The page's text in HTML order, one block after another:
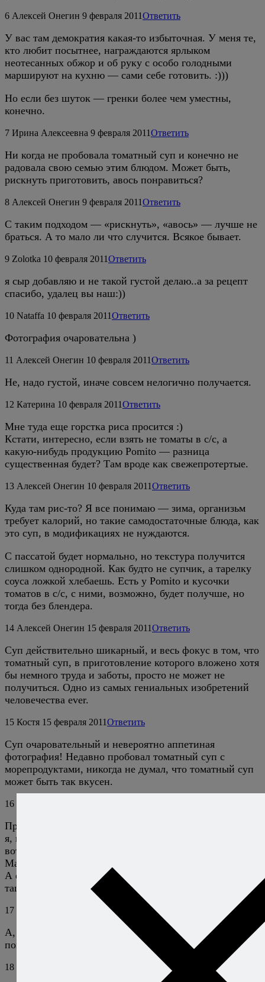
6 Алексей Онегин 9 февраля 2011Ответить
У вас там демократия какая-то избыточная. У меня те,
кто любит посытнее, награждаются ярлыком
неотесанных обжор и об руку с особо голодными
маршируют на кухню — сами себе готовить. :)))
Но если без шуток — гренки более чем уместны,
конечно.
7 Ирина Алексеевна 9 февраля 2011Ответить
Ни когда не пробовала томатный суп и конечно не
радовала свою семью этим блюдом. Может быть,
рискнуть приготовить, авось понравиться?
8 Алексей Онегин 9 февраля 2011Ответить
С таким подходом — «рискнуть», «авось» — лучше не
браться. А то мало ли что случится. Всякое бывает.
9 Zolotka 10 февраля 2011Ответить
я сыр добавляю и не такой густой делаю..а за рецепт
спасибо, удалец вы наш:))
10 Nataffa 10 февраля 2011Ответить
Фотография очаровательна )
11 Алексей Онегин 10 февраля 2011Ответить
Не, надо густой, иначе совсем нелогично получается.
12 Катерина 10 февраля 2011Ответить
Мне туда еще горстка риса просится :)
Кстати, интересно, если взять не томаты в с/с, а
какую-нибудь продукцию Pomito — разница
существенная будет? Там вроде как свежепротертые.
13 Алексей Онегин 10 февраля 2011Ответить
Куда там рис-то? Я все понимаю — зима, организьм
требует калорий, но такие самодостаточные блюда, как
это суп, в модификациях не нуждаются.
С пассатой будет нормально, но текстура получится
слишком однородной. Как будто не супчик, а тарелку
соуса ложкой хлебаешь. Есть у Pomito и кусочки
томатов в с/с, с ними, возможно, будет получше, но
тогда без блендера.
14 Алексей Онегин 15 февраля 2011Ответить
Суп действительно шикарный, и весь фокус в том, что
томатный суп, в приготовление которого вложено хотя
бы немного труда и заботы, просто не может не
получиться. Одно из самых гениальных изобретений
человечества ever.
15 Костя 15 февраля 2011Ответить
Суп очаровательный и невероятно аппетиная
фотография! Недавно пробовал томатный суп с
морепродуктами, никогда не думал, что томатный суп
может быть так вкусен.
16
Просто находка, а не суп!! Обязательно приготовлю. А
я, как увидела фото? сразу подумала о свежих томатах,
вот, думаю, Алексей человеческие помидоры что ли с
Мальты привез :)
А еще твои рецепты уже пошли в народ, моя подруга
тащится от них.
17 22 февраля 2011Ответить
А, с авоськами из самолета вылез — вино, масло,
помидоры, полный набор. :))) Подруге привет.
18